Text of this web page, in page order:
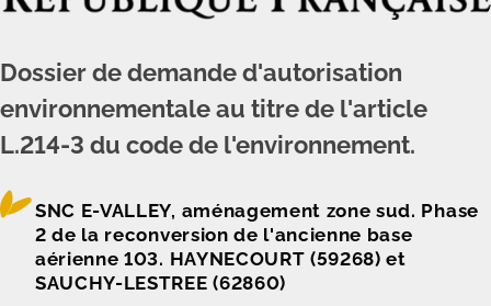
Dossier de demande d'autorisation
environnementale au titre de l'article
L.214-3 du code de l'environnement.
SNC E-VALLEY, aménagement zone sud. Phase
2 de la reconversion de l'ancienne base
aérienne 103. HAYNECOURT (59268) et
SAUCHY-LESTREE (62860)